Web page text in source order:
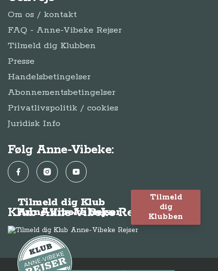
Om os / kontakt
FAQ - Anne-Vibeke Rejser
Tilmeld dig Klubben
Presse
Handelsbetingelser
Abonnementsbetingelser
Privatlivspolitik / cookies
Juridisk Info
Følg Anne-Vibeke:
FacebookInstagramYouTube
Klub Anne-Vibeke Rejser
Tilmeld dig Klub
Anne-Vibeke Rejser
Tilmeld
dig
Klubben